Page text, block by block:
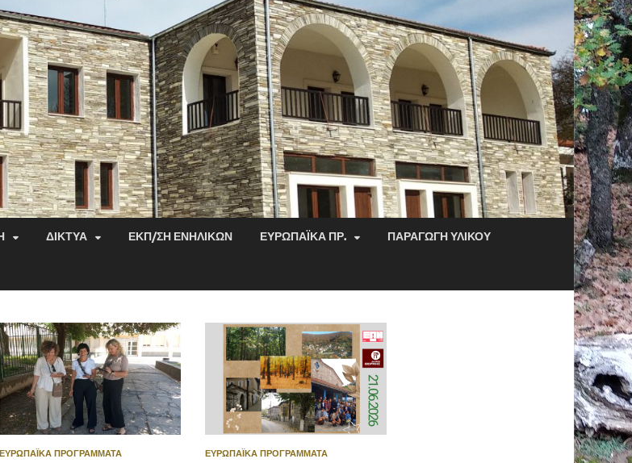
ΔΊΚΤΥΑ ΕΚΠ/ΣΗ ΕΝΗΛΊΚΩΝ ΕΥΡΩΠΑΪΚΆ ΠΡ. ΠΑΡΑΓΩΓΉ ΥΛΙΚΟΎ
ΕΥΡΩΠΑΪΚΆ ΠΡΟΓΡΆΜΜΑΤΑ ΕΥΡΩΠΑΪΚΆ ΠΡΟΓΡΆΜΜΑΤΑ